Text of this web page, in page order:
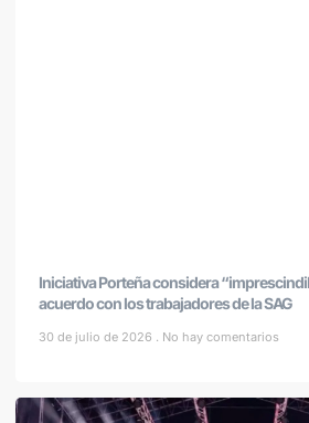
Iniciativa Porteña considera
acuerdo con los trabajadores de la SAG
30 de julio de 2026 No hay comentarios